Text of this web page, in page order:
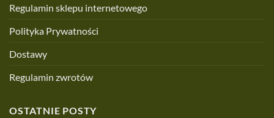
Regulamin sklepu internetowego
Polityka Prywatności
Dostawy
Regulamin zwrotów
OSTATNIE POSTY